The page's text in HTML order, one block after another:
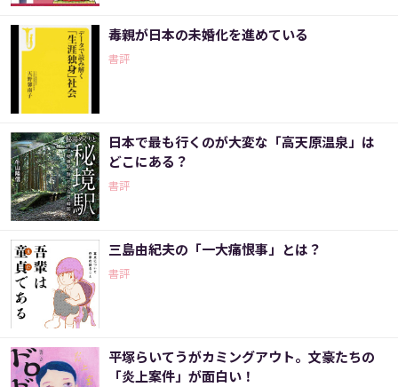
毒親が日本の未婚化を進めている
書評
日本で最も行くのが大変な「高天原温泉」は
どこにある？
書評
三島由紀夫の「一大痛恨事」とは？
書評
平塚らいてうがカミングアウト。文豪たちの
「炎上案件」が面白い！